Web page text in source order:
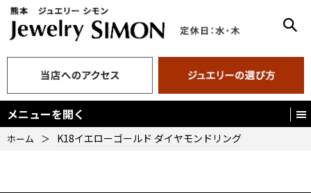
メニューを開く
ホーム ＞ K18イエローゴールド ダイヤモンドリング